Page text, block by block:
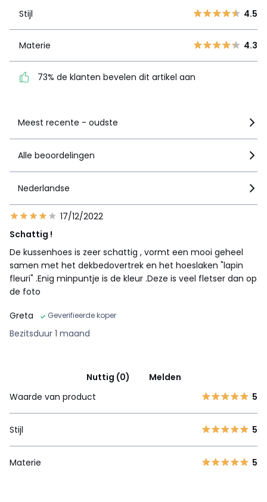
1
73% de klanten bevelen
dit artikel aan
Stijl 4.5
Materie 4.3
73% de klanten bevelen dit artikel aan
Meest recente - oudste
Alle beoordelingen
Nederlandse
17/12/2022
Schattig !
De kussenhoes is zeer schattig , vormt een mooi geheel
samen met het dekbedovertrek en het hoeslaken "lapin
fleuri" .Enig minpuntje is de kleur .Deze is veel fletser dan op
de foto
Greta
Geverifieerde koper
Bezitsduur 1 maand
Nuttig (0)
Melden
Waarde van product
5
Stijl 5
Materie 5